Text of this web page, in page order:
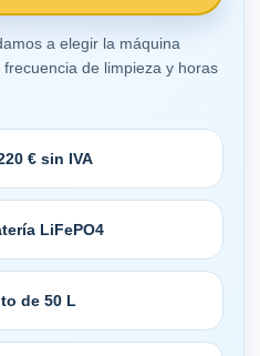
a elegir la máquina
de limpieza y horas
€ sin IVA
LiFePO4
de 50 L